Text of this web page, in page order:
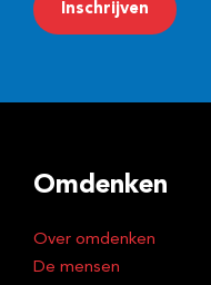
a
r
s
Inschrijven
Omdenken
Over omdenken
De mensen